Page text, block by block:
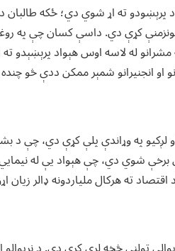
پرېښودو ته اړ شوي دي؛ ځکه
کړې دي. داسې کسان چې په
او انجنیرانو شمېر ممکن ددې څو
لږکیو په وړاندې پلې کړې دي، چې
برخې شوي دي، چې هېواد یې له
ته هرکال ملیاردونه ډالر